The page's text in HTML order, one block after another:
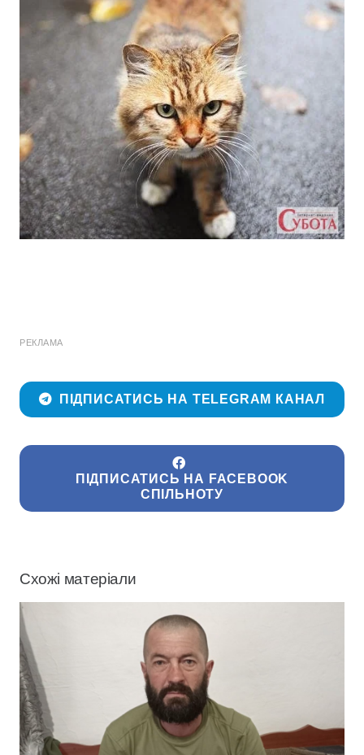
РЕКЛАМА
ПІДПИСАТИСЬ НА TELEGRAM КАНАЛ
ПІДПИСАТИСЬ НА FACEBOOK
СПІЛЬНОТУ
Схожі матеріали